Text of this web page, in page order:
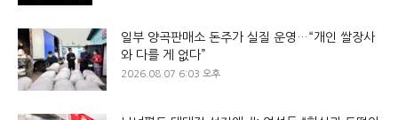
일부 양곡판매소 돈주가 실질 운영…“개인 쌀장사
와 다를 게 없다”
2026.08.07 6:03 오후